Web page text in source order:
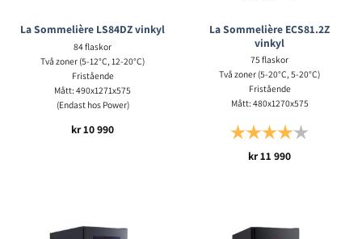
La Sommelière LS84DZ vinkyl
84 flaskor
Två zoner (5-12°C, 12-20°C)
Fristående
Mått: 490x1271x575
(Endast hos Power)
kr10 990
La Sommelière ECS81.2Z
vinkyl
75 flaskor
Två zoner (5-20°C, 5-20°C)
Fristående
Mått: 480x1270x575
Betyg:
kr11 990